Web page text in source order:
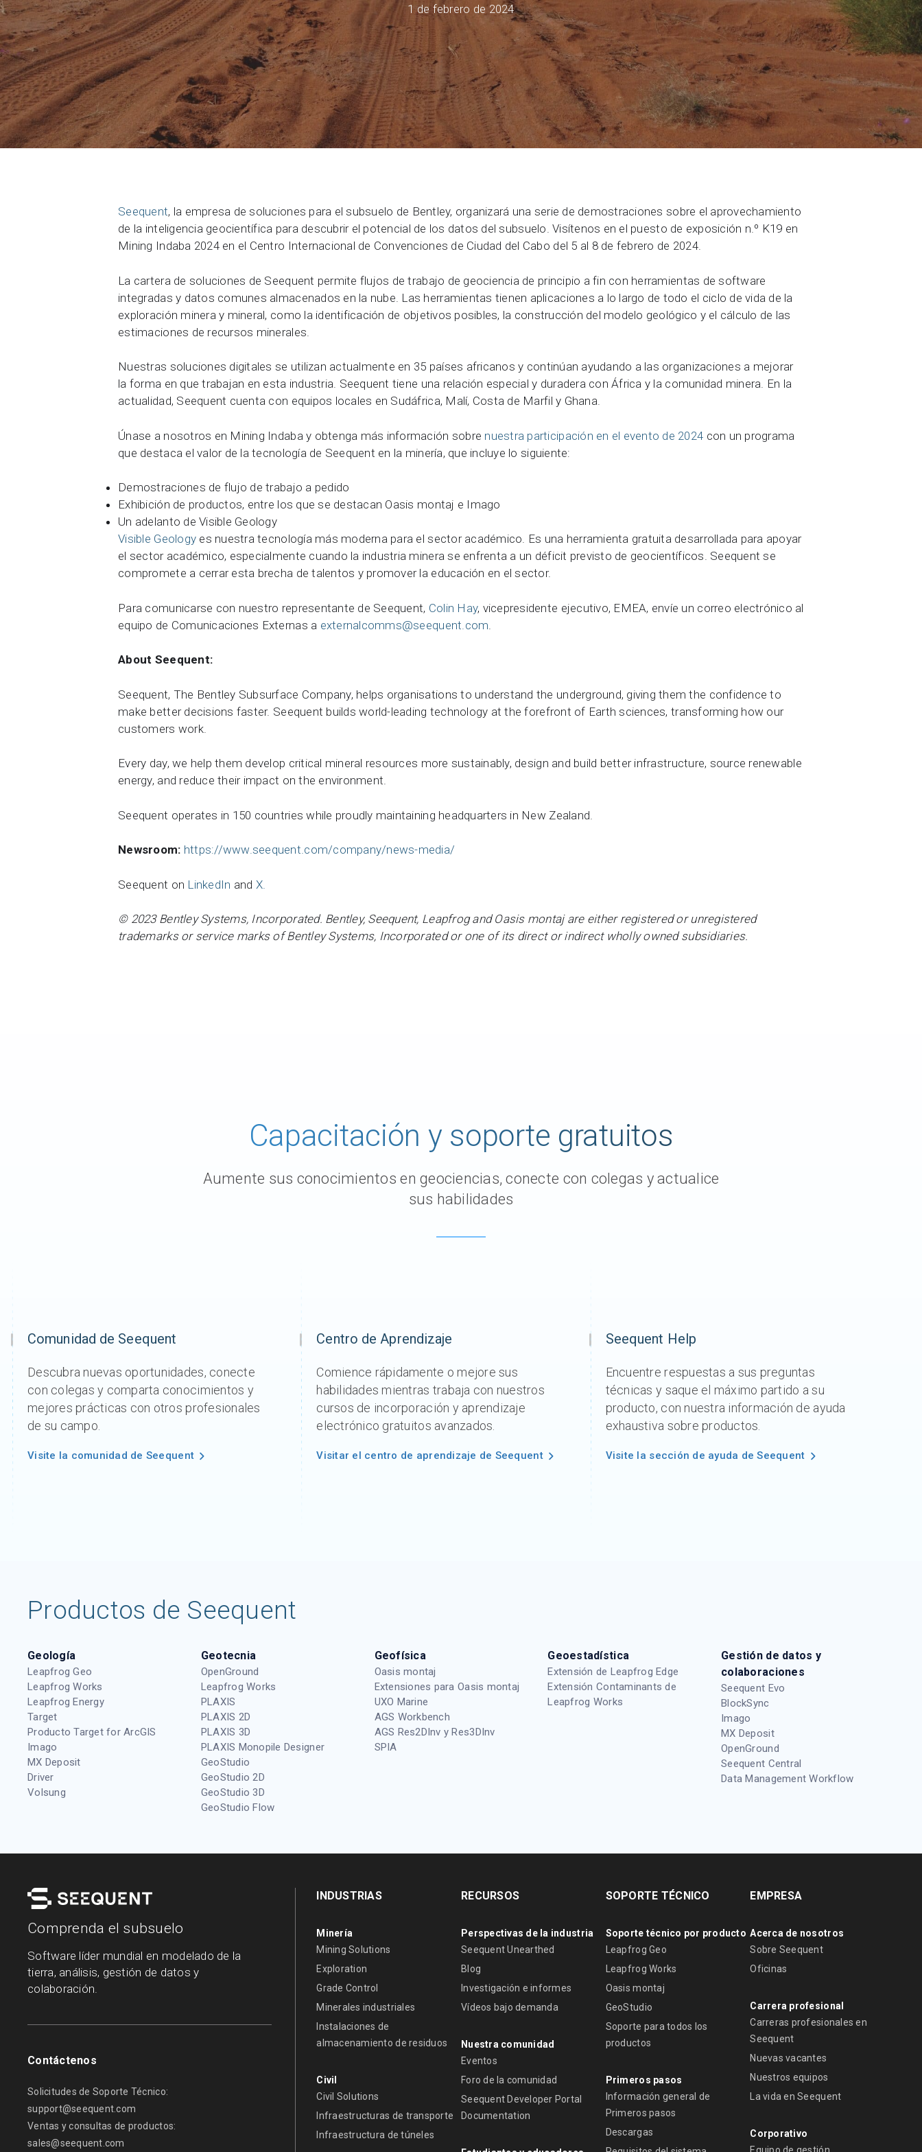
Contáctenos Soluciones en geociencia de Seequent
Comunidad Sala
Carreras Community Forum
Acerca de Seequent ID Online learning
1 de febrero de 2024
Seequent, la empresa de soluciones para el subsuelo de Bentley, organizará una serie de demostraciones sobre el aprovechamiento
de la inteligencia geocientífica para descubrir el potencial de los datos del subsuelo. Visítenos en el puesto de exposición n.º K19 en
Mining Indaba 2024 en el Centro Internacional de Convenciones de Ciudad del Cabo del 5 al 8 de febrero de 2024.
La cartera de soluciones de Seequent permite flujos de trabajo de geociencia de principio a fin con herramientas de software
integradas y datos comunes almacenados en la nube. Las herramientas tienen aplicaciones a lo largo de todo el ciclo de vida de la
exploración minera y mineral, como la identificación de objetivos posibles, la construcción del modelo geológico y el cálculo de las
estimaciones de recursos minerales.
Nuestras soluciones digitales se utilizan actualmente en 35 países africanos y continúan ayudando a las organizaciones a mejorar
la forma en que trabajan en esta industria. Seequent tiene una relación especial y duradera con África y la comunidad minera. En la
actualidad, Seequent cuenta con equipos locales en Sudáfrica, Malí, Costa de Marfil y Ghana.
Únase a nosotros en Mining Indaba y obtenga más información sobre nuestra participación en el evento de 2024 con un programa
que destaca el valor de la tecnología de Seequent en la minería, que incluye lo siguiente:
Demostraciones de flujo de trabajo a pedido
Exhibición de productos, entre los que se destacan Oasis montaj e Imago
Un adelanto de Visible Geology
Visible Geology es nuestra tecnología más moderna para el sector académico. Es una herramienta gratuita desarrollada para apoyar
el sector académico, especialmente cuando la industria minera se enfrenta a un déficit previsto de geocientíficos. Seequent se
compromete a cerrar esta brecha de talentos y promover la educación en el sector.
Para comunicarse con nuestro representante de Seequent, Colin Hay, vicepresidente ejecutivo, EMEA, envíe un correo electrónico al
equipo de Comunicaciones Externas a externalcomms@seequent.com
About Seequent:
Seequent, The Bentley Subsurface Company, helps organisations to understand the underground, giving them the confidence to
make better decisions faster. Seequent builds world-leading technology at the forefront of Earth sciences, transforming how our
customers work.
Every day, we help them develop critical mineral resources more sustainably, design and build better infrastructure, source renewable
energy, and reduce their impact on the environment.
Seequent operates in 150 countries while proudly maintaining headquarters in New Zealand.
Newsroom: https://www.seequent.com/company/news-media/
Seequent on LinkedIn and X.
© 2023 Bentley Systems, Incorporated. Bentley, Seequent, Leapfrog and Oasis montaj are either registered or unregistered
trademarks or service marks of Bentley Systems, Incorporated or one of its direct or indirect wholly owned subsidiaries.
Capacitación y soporte gratuitos
Aumente sus conocimientos en geociencias, conecte con colegas y actualice
sus habilidades
Comunidad de Seequent
Descubra nuevas oportunidades, conecte
con colegas y comparta conocimientos y
mejores prácticas con otros profesionales
de su campo.
Visite la comunidad de Seequent
Centro de Aprendizaje
Comience rápidamente o mejore sus
habilidades mientras trabaja con nuestros
cursos de incorporación y aprendizaje
electrónico gratuitos avanzados.
Visitar el centro de aprendizaje de Seequent
Seequent Help
Encuentre respuestas a sus preguntas
técnicas y saque el máximo partido a su
producto, con nuestra información de ayuda
exhaustiva sobre productos.
Visite la sección de ayuda de Seequent
Productos de Seequent
Geología
Leapfrog Geo
Leapfrog Works
Leapfrog Energy
Target
Producto Target for ArcGIS
Imago
MX Deposit
Driver
Volsung
Geotecnia
OpenGround
Leapfrog Works
PLAXIS
PLAXIS 2D
PLAXIS 3D
PLAXIS Monopile Designer
GeoStudio
GeoStudio 2D
GeoStudio 3D
GeoStudio Flow
Geofísica
Oasis montaj
Extensiones para Oasis montaj
UXO Marine
AGS Workbench
AGS Res2DInv y Res3DInv
SPIA
Geoestadística
Extensión de Leapfrog Edge
Extensión Contaminants de
Leapfrog Works
Gestión de datos y
colaboraciones
Seequent Evo
BlockSync
Imago
MX Deposit
OpenGround
Seequent Central
Data Management Workflow
Comprenda el subsuelo
Software líder mundial en modelado de la
tierra, análisis, gestión de datos y
colaboración.
Contáctenos
Solicitudes de Soporte Técnico:
support@seequent.com
Ventas y consultas de productos:
sales@seequent.com
INDUSTRIAS
Minería
Mining Solutions
Exploration
Grade Control
Minerales industriales
Instalaciones de
almacenamiento de residuos
Civil
Civil Solutions
Infraestructuras de transporte
Infraestructura de túneles
RECURSOS
Perspectivas de la industria
Seequent Unearthed
Blog
Investigación e informes
Vídeos bajo demanda
Nuestra comunidad
Eventos
Foro de la comunidad
Seequent Developer Portal
Documentation
SOPORTE TÉCNICO
Soporte técnico por producto
Leapfrog Geo
Leapfrog Works
Oasis montaj
GeoStudio
Soporte para todos los
productos
Primeros pasos
Información general de
Primeros pasos
Descargas
EMPRESA
Acerca de nosotros
Sobre Seequent
Oficinas
Carrera profesional
Carreras profesionales en
Seequent
Nuevas vacantes
Nuestros equipos
La vida en Seequent
Corporativo